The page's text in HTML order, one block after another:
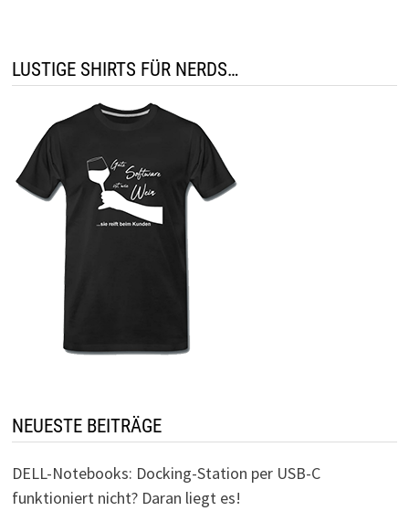
LUSTIGE SHIRTS FÜR NERDS…
NEUESTE BEITRÄGE
DELL-Notebooks: Docking-Station per USB-C
funktioniert nicht? Daran liegt es!